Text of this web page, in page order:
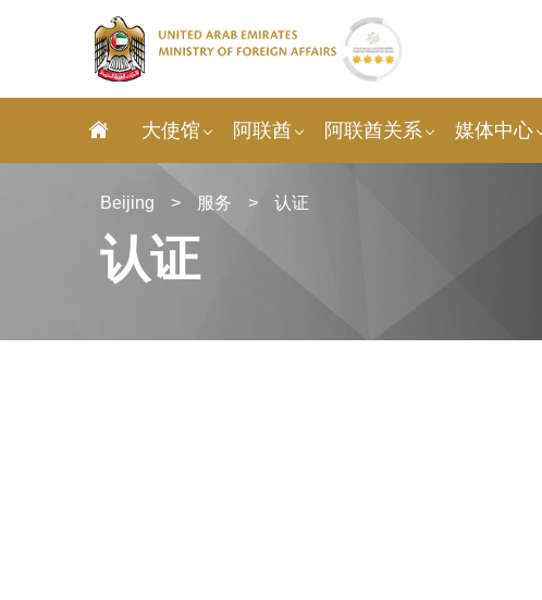
大使馆 阿联酋 阿联酋关系 媒体中心
Beijing > 服务 > 认证
认证